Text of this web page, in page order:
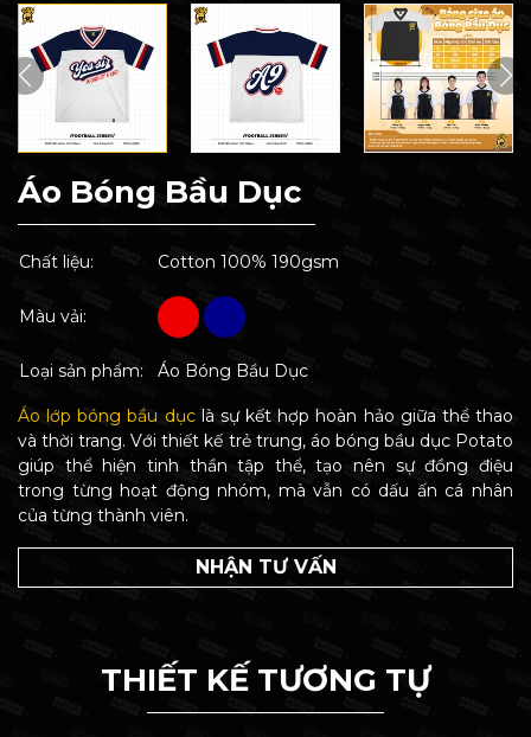
Áo Bóng Bầu Dục
Chất liệu: Cotton 100% 190gsm
Màu vải:
Loại sản phẩm: Áo Bóng Bầu Dục
Áo lớp bóng bầu dụclà sự kết hợp hoàn hảo giữa thể thao
và thời trang. Với thiết kế trẻ trung, áo bóng bầu dục Potato
giúp thể hiện tinh thần tập thể, tạo nên sự đồng điệu
trong từng hoạt động nhóm, mà vẫn có dấu ấn cá nhân
của từng thành viên.
NHẬN TƯ VẤN
THIẾT KẾ TƯƠNG TỰ